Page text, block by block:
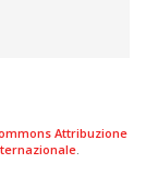
Attribuzione
.